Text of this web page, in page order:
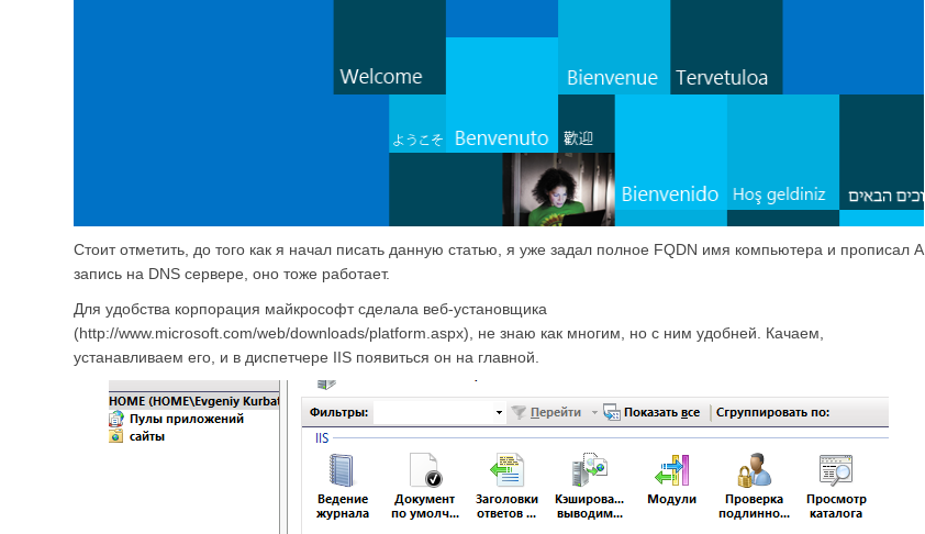
Стоит отметить, до того как я начал писать данную статью, я уже задал полное FQDN имя компьютера и прописал A
запись на DNS сервере, оно тоже работает.
Для удобства корпорация майкрософт сделала веб-установщика
(http://www.microsoft.com/web/downloads/platform.aspx), не знаю как многим, но с ним удобней. Качаем,
устанавливаем его, и в диспетчере IIS появиться он на главной.